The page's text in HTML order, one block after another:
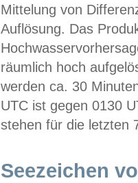
Mittelung von
Auflösung. Das
räumlich hoch
werden ca. 30
UTC ist gegen 0130
stehen für die letzten
Seezeichen